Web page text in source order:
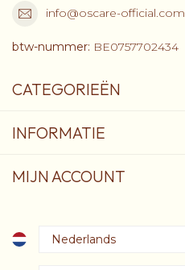
info@oscare-official.com
btw-nummer: BE0757702434
CATEGORIEËN
INFORMATIE
MIJN ACCOUNT